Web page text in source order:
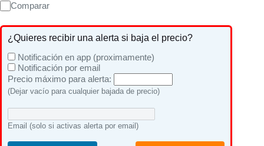
Comparar
¿Quieres recibir una alerta si baja el precio?
Notificación en app (proximamente)
Notificación por email
Precio máximo para alerta:
(Dejar vacío para cualquier bajada de precio)
Email (solo si activas alerta por email)